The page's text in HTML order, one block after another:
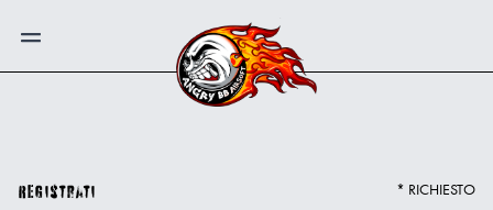
Registrati * RICHIESTO